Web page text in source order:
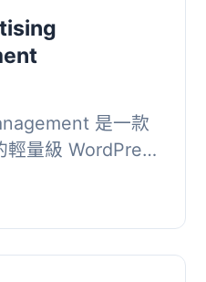
是一款
輕量級 WordPress
幅或贊助內容，